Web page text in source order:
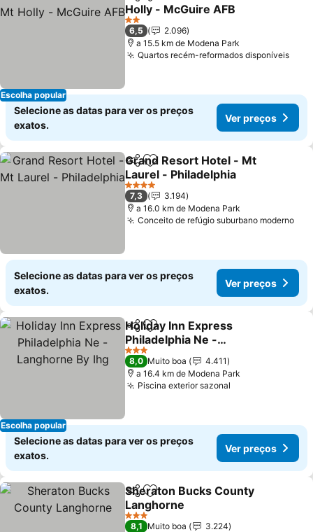
Escolha popular
Holly - McGuire AFB
Ver preços
2 Estrelas
6,5
2.096
a 15.5 km de Modena Park
Quartos recém-reformados disponíveisVer
Selecione as datas para ver os preços
exatos.
Ver preços
PartilharAdicionar aos favoritos
Grand Resort Hotel - Mt
Laurel - Philadelphia
Ver preços
4 Estrelas
7,3
3.194
a 16.0 km de Modena Park
Conceito de refúgio suburbano moderno
Selecione as datas para ver os preços
exatos.
Ver preços
Escolha popular
PartilharAdicionar aos favoritos
Holiday Inn Express
Philadelphia Ne -
Langhorne By Ihg
Ver preços
3 Estrelas
8,0 Muito boa
4.411
a 16.4 km de Modena Park
Piscina exterior sazonal
Selecione as datas para ver os preços
exatos.
Ver preços
PartilharAdicionar aos favoritos
Sheraton Bucks County
Langhorne
Ver preços
3 Estrelas
8,1 Muito boa
3.224